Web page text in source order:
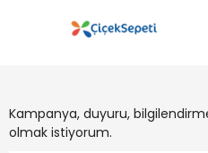
Kampanya, duyuru,
olmak istiyorum.